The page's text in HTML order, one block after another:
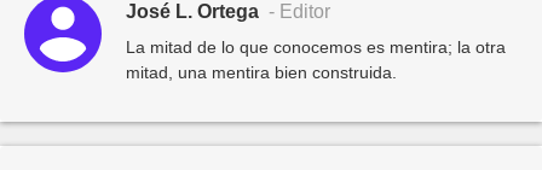
José L. Ortega - Editor
La mitad de lo que conocemos es mentira; la otra
mitad, una mentira bien construida.